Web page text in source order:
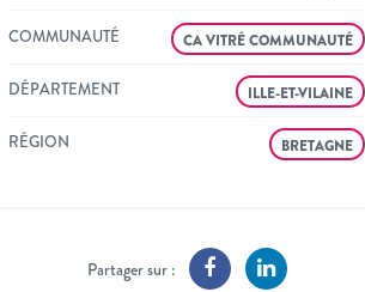
COMMUNAUTÉ CA VITRÉ COMMUNAUTÉ
DÉPARTEMENT ILLE-ET-VILAINE
RÉGION BRETAGNE
Partager sur :